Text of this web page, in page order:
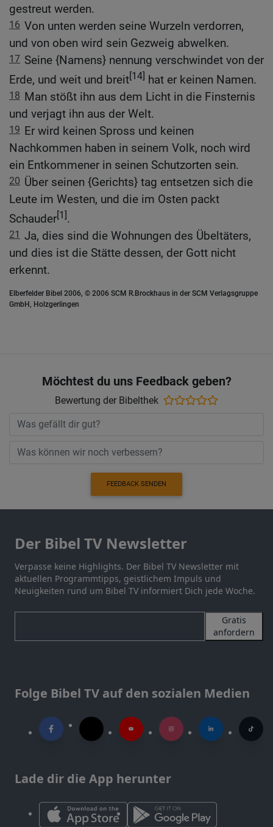
gestreut werden.
16 Von unten werden seine Wurzeln verdorren,
und von oben wird sein Gezweig abwelken.
17 Seine {Namens} nennung verschwindet von der
Erde, und weit und breit[14] hat er keinen Namen.
18 Man stößt ihn aus dem Licht in die Finsternis
und verjagt ihn aus der Welt.
19 Er wird keinen Spross und keinen
Nachkommen haben in seinem Volk, noch wird
ein Entkommener in seinen Schutzorten sein.
20 Über seinen {Gerichts} tag entsetzen sich die
Leute im Westen, und die im Osten packt
Schauder[1].
21 Ja, dies sind die Wohnungen des Übeltäters,
und dies ist die Stätte dessen, der Gott nicht
erkennt.
Elberfelder Bibel 2006, © 2006 SCM R.Brockhaus in der SCM Verlagsgruppe
GmbH, Holzgerlingen
Möchtest du uns Feedback geben?
Bewertung der Bibelthek
FEEDBACK SENDEN
Der Bibel TV Newsletter
Verpasse keine Highlights. Der Bibel TV Newsletter mit
aktuellen Programmtipps, geistlichem Impuls und
Neuigkeiten rund um Bibel TV informiert Dich jede Woche.
Gratis
anfordern
Folge Bibel TV auf den sozialen Medien
Lade dir die App herunter